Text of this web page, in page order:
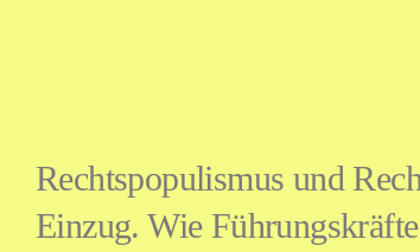
Rechtspopulismus und
Einzug. Wie